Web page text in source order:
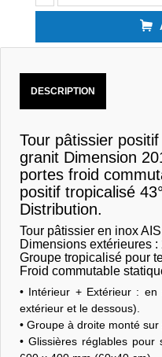
DESCRIPTION
Tour pâtissier
granit Dimension
portes froid
positif tropicalisé
Distribution.
Tour pâtissier en inox
Dimensions extérieures
Groupe tropicalisé pour
Froid commutable
• Intérieur + Extérieur :
extérieur et le dessous).
• Groupe à droite monté sur
• Glissières réglables